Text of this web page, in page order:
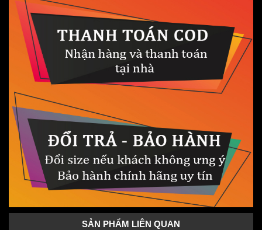
SẢN PHẨM LIÊN QUAN